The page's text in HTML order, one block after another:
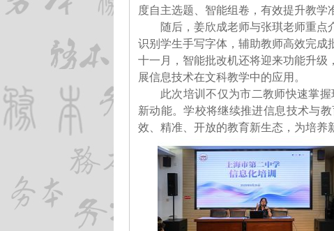
度自主选题、智能组卷，有效提升教学
随后，姜欣成老师与张琪老师重点
识别学生手写字体，辅助教师高效完成
十一月， 智能批改机还将迎来功能升级
展信息技术在文科教学中的应用。
此次培训不仅为市二教师快速掌握
新动能。学校将继续推进信息技术与
效、精准、开放的教育新生态，为培养